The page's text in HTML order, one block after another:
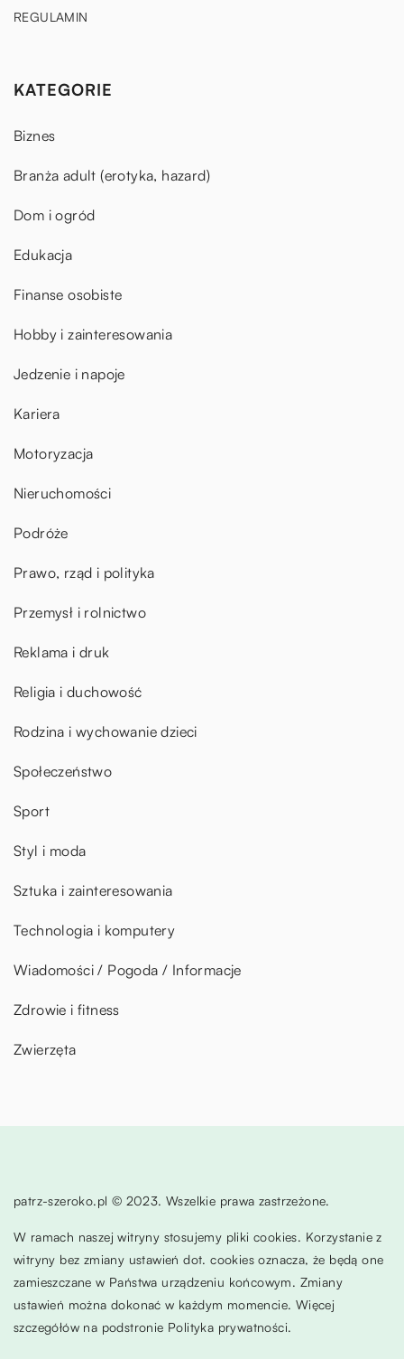
REGULAMIN
KATEGORIE
Biznes
Branża adult (erotyka, hazard)
Dom i ogród
Edukacja
Finanse osobiste
Hobby i zainteresowania
Jedzenie i napoje
Kariera
Motoryzacja
Nieruchomości
Podróże
Prawo, rząd i polityka
Przemysł i rolnictwo
Reklama i druk
Religia i duchowość
Rodzina i wychowanie dzieci
Społeczeństwo
Sport
Styl i moda
Sztuka i zainteresowania
Technologia i komputery
Wiadomości / Pogoda / Informacje
Zdrowie i fitness
Zwierzęta
patrz-szeroko.pl © 2023. Wszelkie prawa zastrzeżone.
W ramach naszej witryny stosujemy pliki cookies. Korzystanie z
witryny bez zmiany ustawień dot. cookies oznacza, że będą one
zamieszczane w Państwa urządzeniu końcowym. Zmiany
ustawień można dokonać w każdym momencie. Więcej
szczegółów na podstronie Polityka prywatności.